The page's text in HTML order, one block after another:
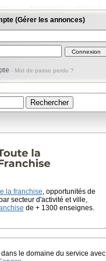
(Gérer les annonces)
- Mot de passe perdu ?
la franchise, opportunités de
secteur d'activité et ville,
de + 1300 enseignes.
dans le domaine du service avec